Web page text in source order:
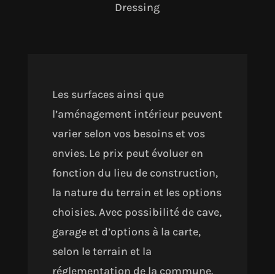
Dressing
Les surfaces ainsi que
l’aménagement intérieur peuvent
varier selon vos besoins et vos
envies. Le prix peut évoluer en
fonction du lieu de construction,
la nature du terrain et les options
choisies. Avec possibilité de cave,
garage et d’options à la carte,
selon le terrain et la
réglementation de la commune.